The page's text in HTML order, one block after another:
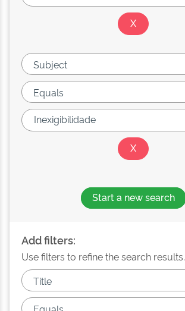
Start a new search
Add filters:
Use filters to refine the search results.